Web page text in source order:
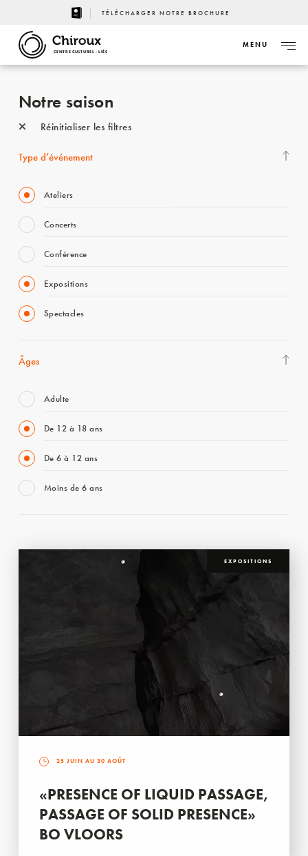
TÉLÉCHARGER NOTRE BROCHURE
CENTRE CULTUREL - LIÈGE
MENU
Notre saison
Réinitialiser les filtres
Type d’événement
Ateliers
Concerts
Conférence
Expositions
Spectacles
Âges
Adulte
De 12 à 18 ans
De 6 à 12 ans
Moins de 6 ans
EXPOSITIONS
25 JUIN AU 30 AOÛT
«PRESENCE OF LIQUID PASSAGE,
PASSAGE OF SOLID PRESENCE»
BO VLOORS